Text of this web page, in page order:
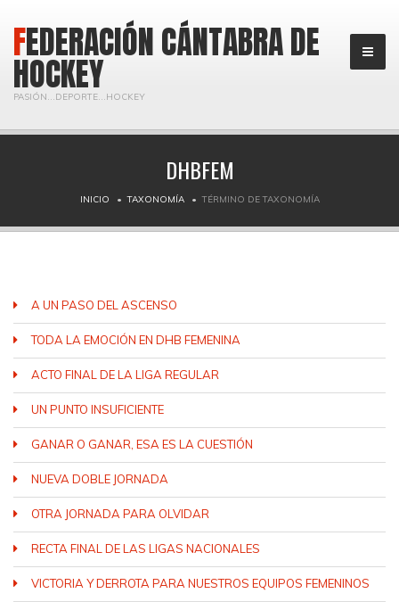
FEDERACIÓN CÁNTABRA DE
HOCKEY
PASIÓN...DEPORTE...HOCKEY
DHBFEM
INICIO TAXONOMÍA TÉRMINO DE TAXONOMÍA
A UN PASO DEL ASCENSO
TODA LA EMOCIÓN EN DHB FEMENINA
ACTO FINAL DE LA LIGA REGULAR
UN PUNTO INSUFICIENTE
GANAR O GANAR, ESA ES LA CUESTIÓN
NUEVA DOBLE JORNADA
OTRA JORNADA PARA OLVIDAR
RECTA FINAL DE LAS LIGAS NACIONALES
VICTORIA Y DERROTA PARA NUESTROS EQUIPOS FEMENINOS